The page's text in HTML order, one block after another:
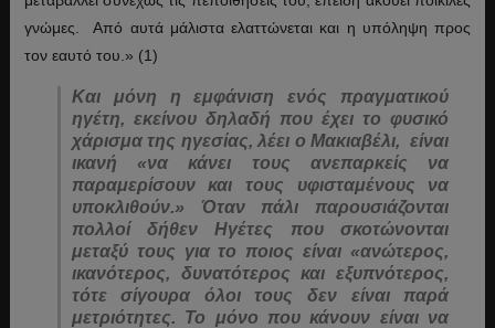
γνώμες. Από αυτά μάλιστα ελαττώνεται και η υπόληψη προς
τον εαυτό του.» (1)
Και μόνη η εμφάνιση ενός πραγματικού
ηγέτη, εκείνου δηλαδή που έχει τοφυσικό
χάρισμα της ηγεσίας, λέει ο Μακιαβέλι, είναι
ικανή «να κάνει τους ανεπαρκείς να
παραμερίσουν και τους υφισταμένους να
υποκλιθούν.» Όταν πάλι παρουσιάζονται
πολλοίδήθεν Ηγέτες που σκοτώνονται
μεταξύ τους για το ποιος είναι «ανώτερος,
ικανότερος, δυνατότερος και εξυπνότερος,
τότε σίγουρα όλοι τους δεν είναι παρά
μετριότητες. Το μόνο που κάνουν είναι να